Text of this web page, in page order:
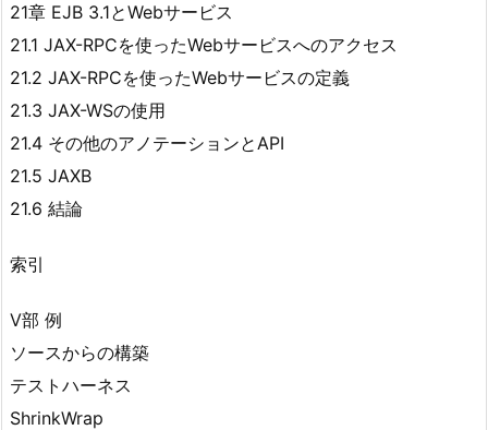
21章 EJB 3.1とWebサービス
21.1 JAX-RPCを使ったWebサービスへのアクセス
21.2 JAX-RPCを使ったWebサービスの定義
21.3 JAX-WSの使用
21.4 その他のアノテーションとAPI
21.5 JAXB
21.6 結論
索引
V部 例
ソースからの構築
テストハーネス
ShrinkWrap